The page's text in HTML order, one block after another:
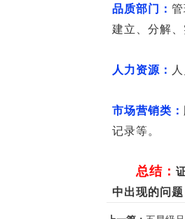
品质部门：
建立、分解
人力资源：
市场营销类：
记录等。
总结：
中出现的问